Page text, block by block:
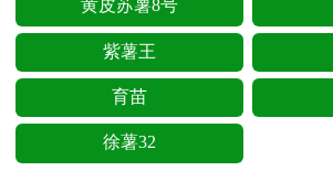
黄皮苏薯8号
紫薯王
育苗
徐薯32